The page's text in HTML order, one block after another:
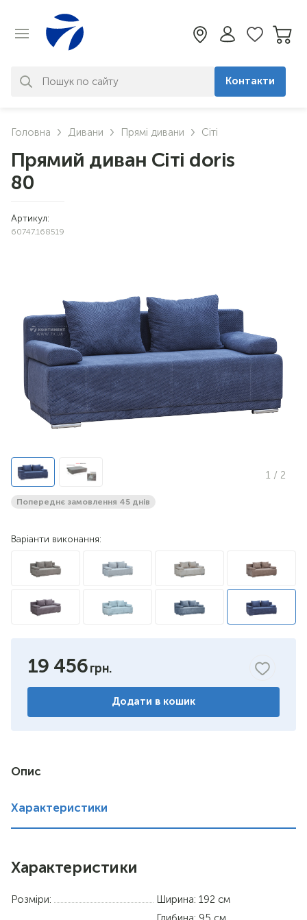
знайдено. Уточніть свій запит
Контакти
Головна Дивани Прямі дивани Сіті
Прямий диван Сіті doris
80
Артикул:
60747.168519
1 / 2
Попереднє замовлення 45 днів
Варіанти виконання:
19 456
Додати в кошик
Опис
Характеристики
Характеристики
Розміри:
Ширина: 192 см